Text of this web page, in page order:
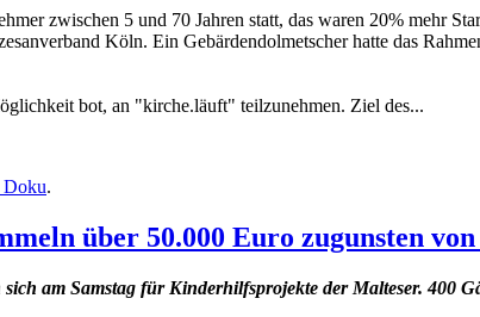
zwischen 5 und 70 Jahren statt, das waren 20% mehr
Köln. Ein Gebärdendolmetscher hatte das
bot, an "kirche.läuft" teilzunehmen. Ziel des...
Doku.
über 50.000 Euro zugunsten
am Samstag für Kinderhilfsprojekte der Malteser. 400